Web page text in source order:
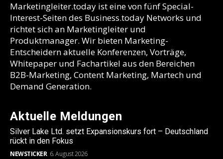
Marketingleiter.today ist eine von fünf Special-
Interest-Seiten des Business.today Networks und
richtet sich an Marketingleiter und
Produktmanager. Wir bieten Marketing-
Entscheidern aktuelle Konferenzen, Vorträge,
Whitepaper und Fachartikel aus den Bereichen
B2B-Marketing, Content Marketing, Martech und
Demand Generation.
Aktuelle Meldungen
Silver Lake Ltd. setzt Expansionskurs fort – Deutschland
rückt in den Fokus
NEWSTICKER 6. August 2026